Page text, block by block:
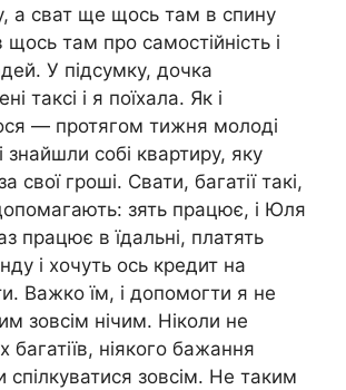
а сват ще щось там в спину
щось там про самостійність і
У підсумку, дочка
таксі і я поїхала. Як і
— протягом тижня молоді
знайшли собі квартиру, яку
свої гроші. Свати, багатії такі,
зять працює, і Юля
працює в їдальні, платять
і хочуть ось кредит на
Важко їм, і допомогти я не
зовсім нічим. Ніколи не
багатіїв, ніякого бажання
зовсім. Не таким